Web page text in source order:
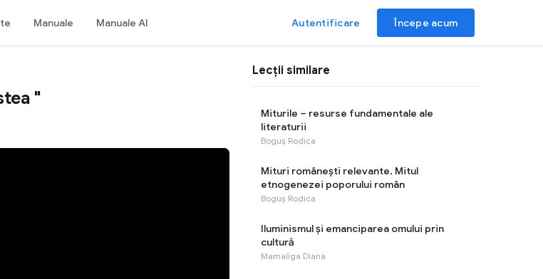
Manuale Manuale AI Autentificare Începe acum
"
Lecții similare
Miturile – resurse fundamentale ale
literaturii
Boguș Rodica
Mituri românești relevante. Mitul
etnogenezei poporului român
Boguș Rodica
Iluminismul și emanciparea omului prin
cultură
Mamaliga Diana